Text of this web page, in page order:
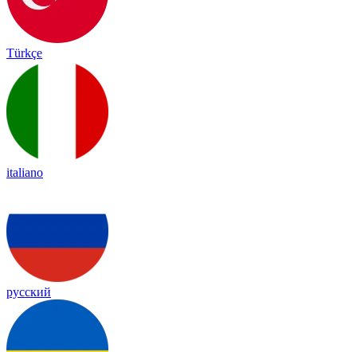
Türkçe
italiano
русский